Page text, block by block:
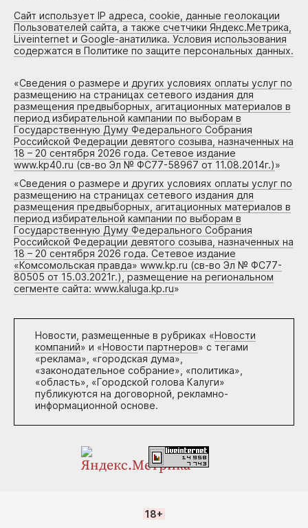
Сайт использует IP адреса, cookie, данные геолокации
Пользователей сайта, а также счетчики Яндекс.Метрика,
Liveinternet и Google-анатилика. Условия использования
содержатся в Политике по защите персональных данных.
«Сведения о размере и других условиях оплаты услуг по
размещению на страницах сетевого издания для
размещения предвыборных, агитационных материалов в
период избирательной кампании по выборам в
Государственную Думу Федерального Собрания
Российской Федерации девятого созыва, назначенных на
18 – 20 сентября 2026 года. Сетевое издание
www.kp40.ru (св-во Эл № ФС77-58967 от 11.08.2014г.)»
«Сведения о размере и других условиях оплаты услуг по
размещению на страницах сетевого издания для
размещения предвыборных, агитационных материалов в
период избирательной кампании по выборам в
Государственную Думу Федерального Собрания
Российской Федерации девятого созыва, назначенных на
18 – 20 сентября 2026 года. Сетевое издание
«Комсомольская правда» www.kp.ru (св-во Эл № ФС77-
80505 от 15.03.2021г.), размещение на региональном
сегменте сайта: www.kaluga.kp.ru»
Новости, размещенные в рубриках «Новости
компаний» и «Новости партнеров» с тегами
«реклама», «городская дума»,
«законодательное собрание», «политика»,
«область», «Городской голова Калуги»
публикуются на договорной, рекламно-
информационной основе.
18+